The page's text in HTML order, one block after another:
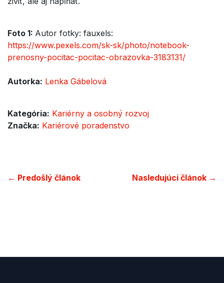
Foto 1: Autor fotky: fauxels:
https://www.pexels.com/sk-sk/photo/notebook-
prenosny-pocitac-pocitac-obrazovka-3183131/
Autorka: Lenka Gábelová
Kategória: Kariérny a osobný rozvoj
Značka: Kariérové poradenstvo
← Predošlý článok Nasledujúci článok →